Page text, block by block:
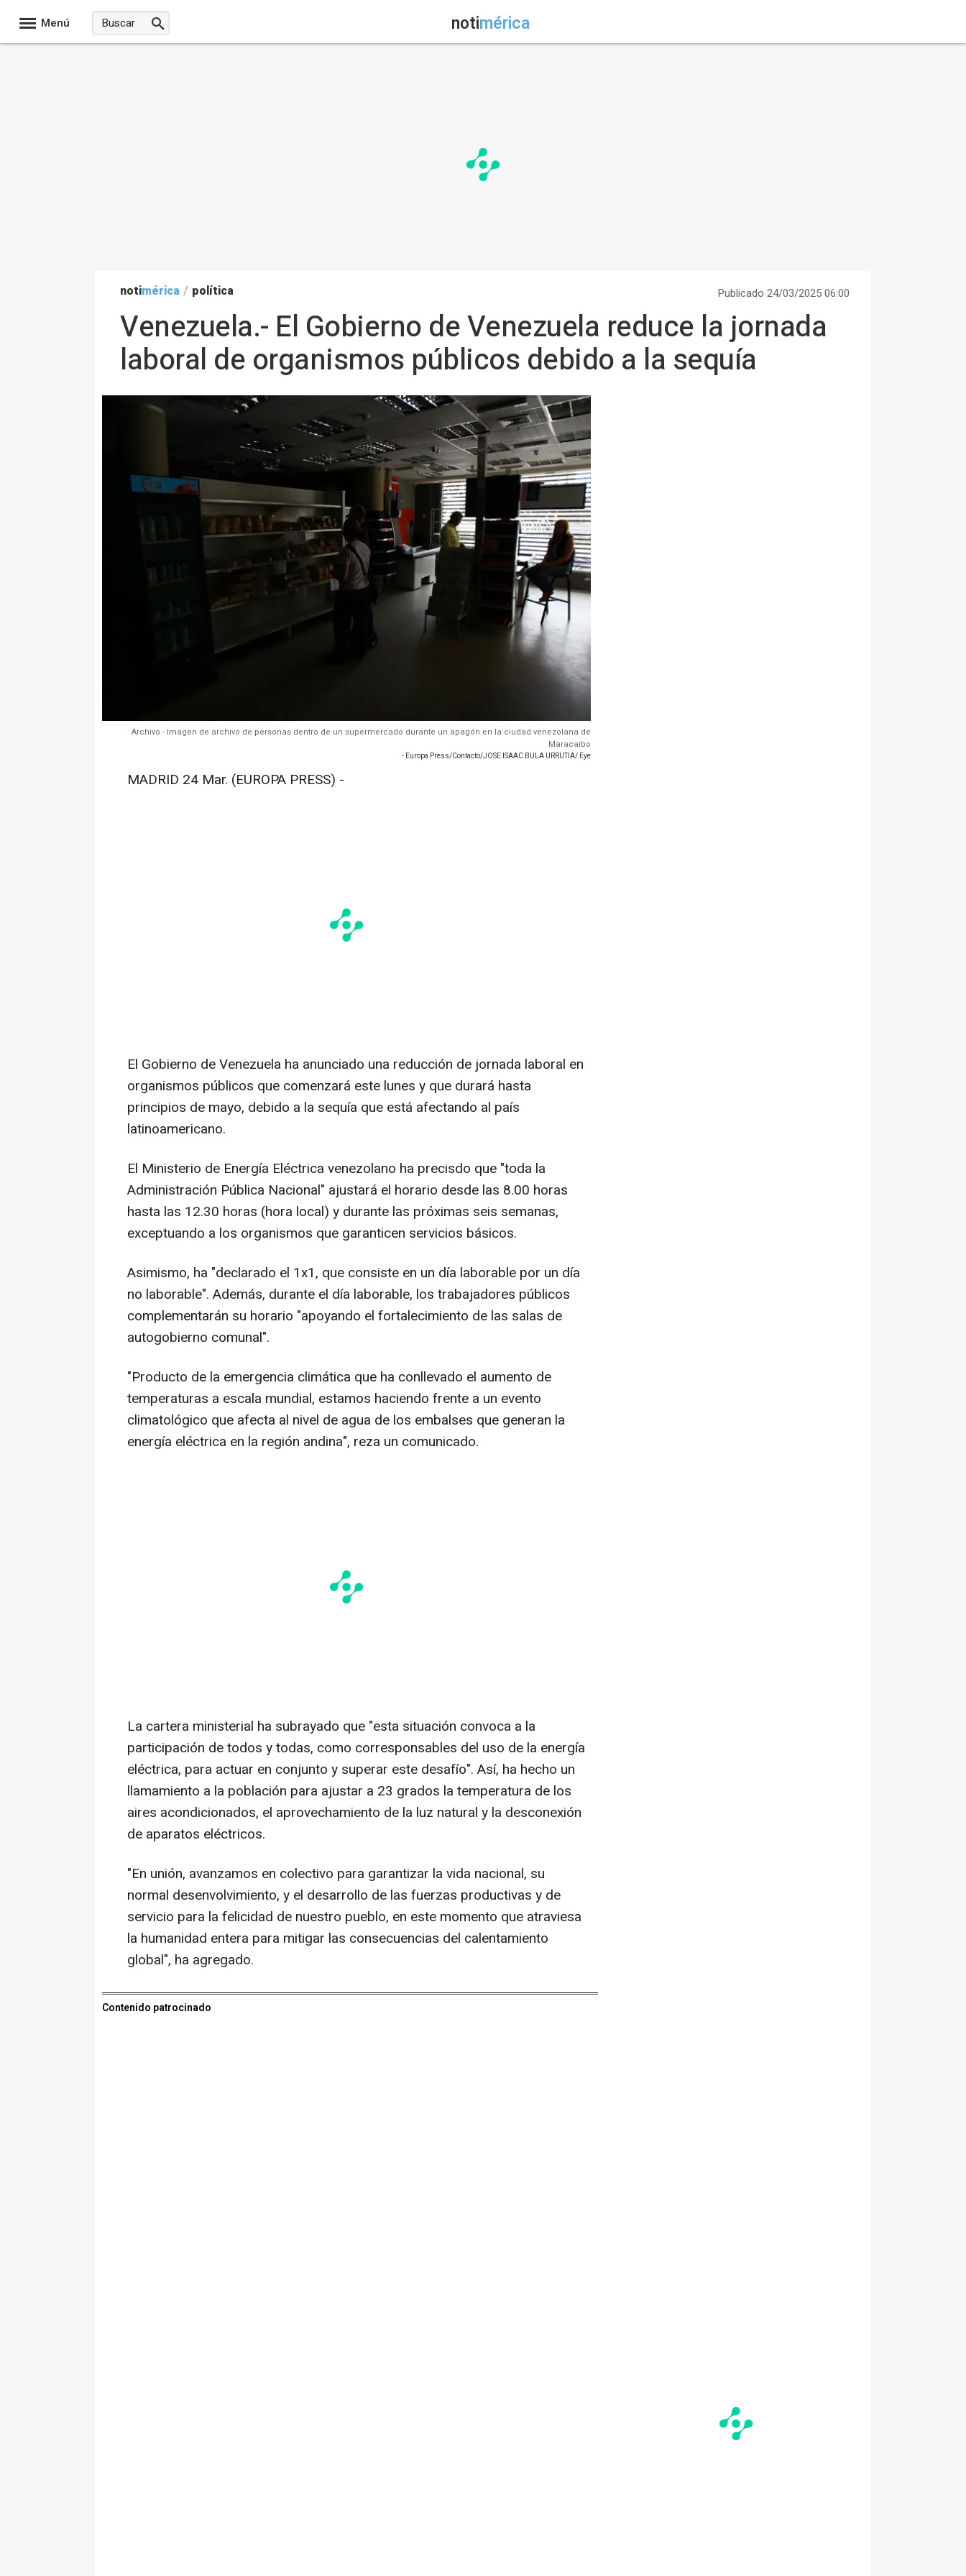
Menú notimérica
notimérica / política Publicado 24/03/2025 06:00
Venezuela.- El Gobierno de Venezuela reduce la jornada
laboral de organismos públicos debido a la sequía
Archivo - Imagen de archivo de personas dentro de un supermercado durante un apagón en la ciudad venezolana de
Maracaibo
- Europa Press/Contacto/JOSE ISAAC BULA URRUTIA/ Eye
MADRID 24 Mar. (EUROPA PRESS) -
El Gobierno de Venezuela ha anunciado una reducción de jornada laboral en
organismos públicos que comenzará este lunes y que durará hasta
principios de mayo, debido a la sequía que está afectando al país
latinoamericano.
El Ministerio de Energía Eléctrica venezolano ha precisdo que "toda la
Administración Pública Nacional" ajustará el horario desde las 8.00 horas
hasta las 12.30 horas (hora local) y durante las próximas seis semanas,
exceptuando a los organismos que garanticen servicios básicos.
Asimismo, ha "declarado el 1x1, que consiste en un día laborable por un día
no laborable". Además, durante el día laborable, los trabajadores públicos
complementarán su horario "apoyando el fortalecimiento de las salas de
autogobierno comunal".
"Producto de la emergencia climática que ha conllevado el aumento de
temperaturas a escala mundial, estamos haciendo frente a un evento
climatológico que afecta al nivel de agua de los embalses que generan la
energía eléctrica en la región andina", reza un comunicado.
La cartera ministerial ha subrayado que "esta situación convoca a la
participación de todos y todas, como corresponsables del uso de la energía
eléctrica, para actuar en conjunto y superar este desafío". Así, ha hecho un
llamamiento a la población para ajustar a 23 grados la temperatura de los
aires acondicionados, el aprovechamiento de la luz natural y la desconexión
de aparatos eléctricos.
"En unión, avanzamos en colectivo para garantizar la vida nacional, su
normal desenvolvimiento, y el desarrollo de las fuerzas productivas y de
servicio para la felicidad de nuestro pueblo, en este momento que atraviesa
la humanidad entera para mitigar las consecuencias del calentamiento
global", ha agregado.
Contenido patrocinado